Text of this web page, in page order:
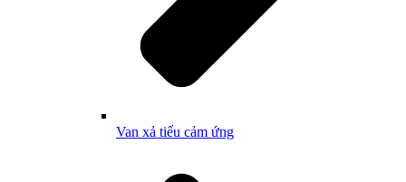
Van xả tiểu cảm ứng